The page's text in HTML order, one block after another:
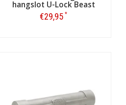
hangslot U-Lock Beast
€29,95 *